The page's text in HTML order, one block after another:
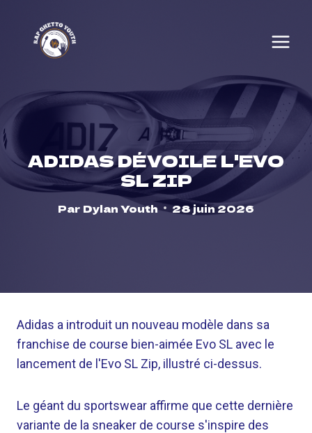
content
ADIDAS DÉVOILE L'EVO
SL ZIP
Par Dylan Youth 28 juin 2026
Adidas a introduit un nouveau modèle dans sa
franchise de course bien-aimée Evo SL avec le
lancement de l'Evo SL Zip, illustré ci-dessus.
Le géant du sportswear affirme que cette dernière
variante de la sneaker de course s'inspire des